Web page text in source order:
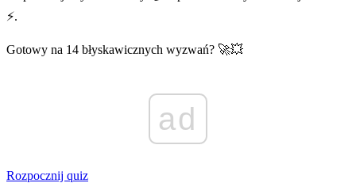
⚡.
Gotowy na 14 błyskawicznych wyzwań? 🚀💥
ad
Rozpocznij quiz